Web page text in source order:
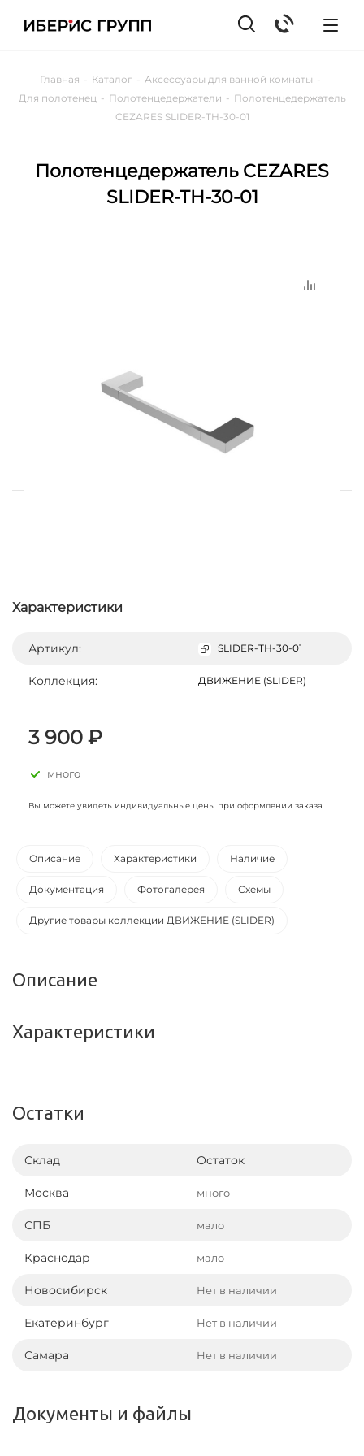
Главная - Каталог - Аксессуары для ванной комнаты -
Для полотенец - Полотенцедержатели - Полотенцедержатель
CEZARES SLIDER-TH-30-01
Полотенцедержатель CEZARES
SLIDER-TH-30-01
Характеристики
Артикул: SLIDER-TH-30-01
Коллекция: ДВИЖЕНИЕ (SLIDER)
3 900 ₽
много
Вы можете увидеть индивидуальные цены при оформлении заказа
Описание Характеристики Наличие
Документация Фотогалерея Схемы
Другие товары коллекции ДВИЖЕНИЕ (SLIDER)
Описание
Характеристики
Остатки
Склад Остаток
Москва много
СПБ мало
Краснодар мало
Новосибирск Нет в наличии
Екатеринбург Нет в наличии
Самара Нет в наличии
Документы и файлы